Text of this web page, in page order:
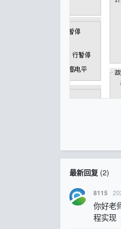
最新回复(2)
8115
你好老
程实现